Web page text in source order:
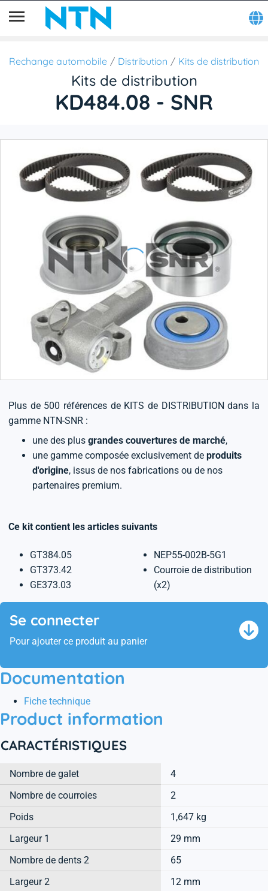
Rechange automobile Distribution Kits de distribution
Kits de distribution
KD484.08 - SNR
Plus de 500 références de KITS de DISTRIBUTION dans la
gamme NTN-SNR :
une des plus grandes couvertures de marché,
une gamme composée exclusivement de produits
d'origine, issus de nos fabrications ou de nos
partenaires premium.
Ce kit contient les articles suivants
GT384.05
GT373.42
GE373.03
NEP55-002B-5G1
Courroie de distribution
(x2)
Se connecter
Pour ajouter ce produit au panier
Documentation
Fiche technique
Product information
CARACTÉRISTIQUES
Nombre de galet
4
Nombre de courroies
2
Poids
1,647 kg
Largeur 1
29 mm
Nombre de dents 2
65
Largeur 2
12 mm